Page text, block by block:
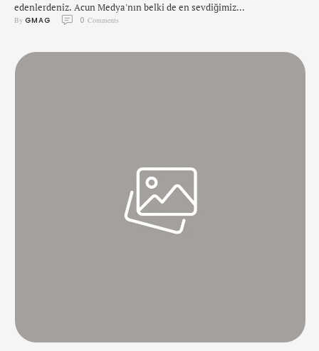
edenlerdeniz. Acun Medya'nın belki de en sevdiğimiz
programlarından biri. Her sene yarışmanın yayınlanmasına az bir
konuşulur. Peki bizim rüya takımımıza ne olacak? Sevgili Acun abi bu
da bizim istediğimiz takım bilesin. Umuyoruz tahminlerimiz tutar …
By GMAG 0 Comments